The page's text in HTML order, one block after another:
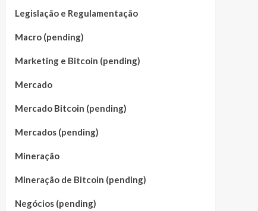
Legislação e Regulamentação
Macro (pending)
Marketing e Bitcoin (pending)
Mercado
Mercado Bitcoin (pending)
Mercados (pending)
Mineração
Mineração de Bitcoin (pending)
Negócios (pending)